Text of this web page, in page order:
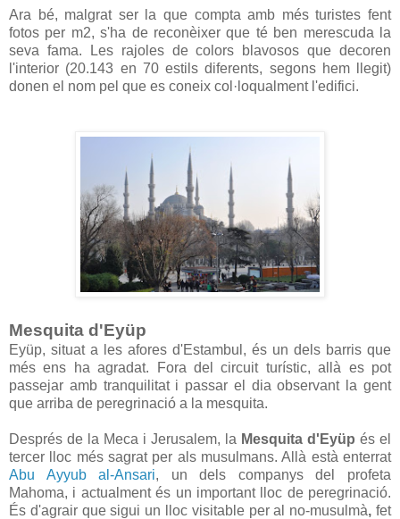
Ara bé, malgrat ser la que compta amb més turistes fent
fotos per m2, s'ha de reconèixer que té ben merescuda la
seva fama. Les rajoles de colors blavosos que decoren
l'interior (20.143 en 70 estils diferents, segons hem llegit)
donen el nom pel que es coneix col·loqualment l'edifici.
Mesquita d'Eyüp
Eyüp, situat a les afores d'Estambul, és un dels barris que
més ens ha agradat. Fora del circuit turístic, allà es pot
passejar amb tranquilitat i passar el dia observant la gent
que arriba de peregrinació a la mesquita.
Després de la Meca i Jerusalem, la Mesquita d'Eyüp és el
tercer lloc més sagrat per als musulmans. Allà està enterrat
Abu Ayyub al-Ansari, un dels companys del profeta
Mahoma, i actualment és un important lloc de peregrinació.
És d'agrair que sigui un lloc visitable per al no-musulmà, fet